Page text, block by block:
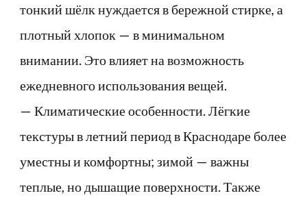
тонкий шёлк нуждается в бережной стирке, а
плотный хлопок — в минимальном
внимании. Это влияет на возможность
ежедневного использования вещей.
— Климатические особенности. Лёгкие
текстуры в летний период в Краснодаре более
уместны и комфортны; зимой — важны
теплые, но дышащие поверхности. Также